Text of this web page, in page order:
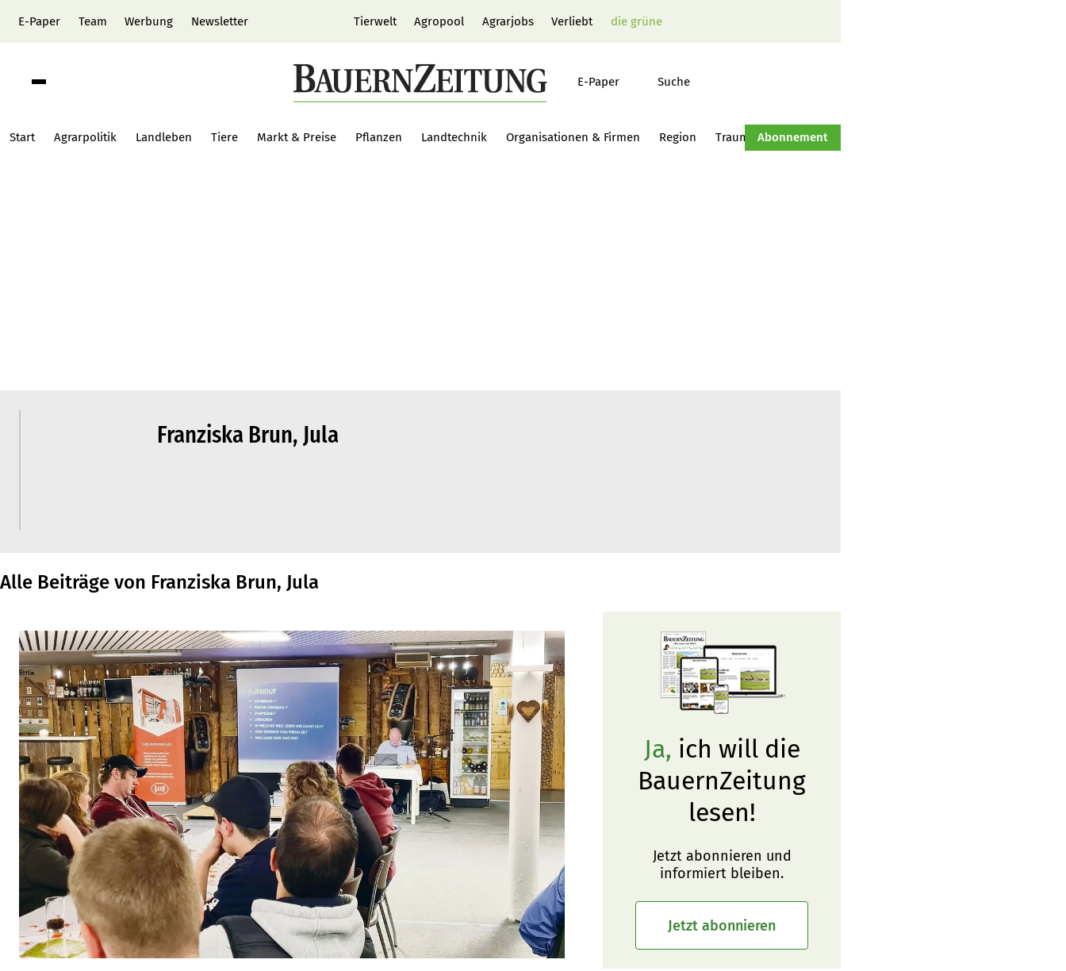
E-Paper Team Werbung Newsletter Tierwelt Agropool Agrarjobs Verliebt die grüne
E-Paper Suche
Start Agrarpolitik Landleben Tiere Markt & Preise Pflanzen Landtechnik Organisationen & Firmen Region Traumtraktor Hof-Management
Abonnement
Franziska Brun, Jula
Alle Beiträge von Franziska Brun, Jula
Ja, ich will die
BauernZeitung
lesen!
Jetzt abonnieren und
informiert bleiben.
Jetzt abonnieren